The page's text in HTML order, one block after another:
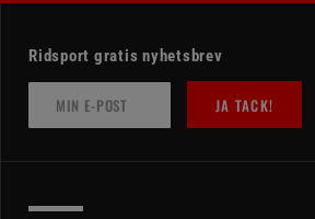
Ridsport gratis nyhetsbrev
JA TACK!